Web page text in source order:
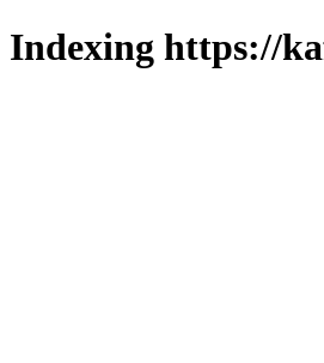
Indexing https://